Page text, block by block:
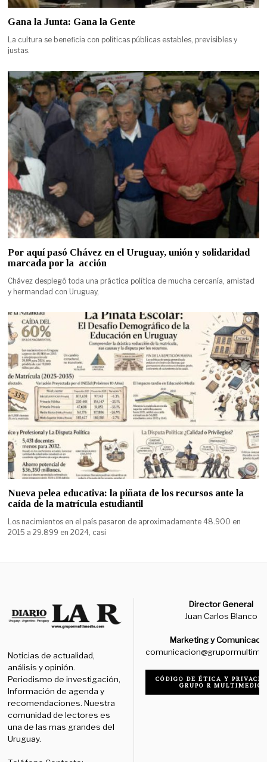
Gana la Junta: Gana la Gente
La cultura se beneficia con políticas públicas estables, previsibles y
justas.
Por aquí pasó Chávez en el Uruguay, unión y solidaridad
marcada por la acción
Chávez desplegó toda una práctica política de mucha cercanía, amistad
y hermandad con Uruguay,
Nueva pelea educativa: la piñata de los recursos ante la
caída de la matrícula estudiantil
Los nacimientos en el país pasaron de aproximadamente 48.900 en
2015 a 29.899 en 2024, casi
Noticias de actualidad,
análisis y opinión.
Periodismo de investigación,
Información de agenda y
recomendaciones. Nuestra
comunidad de lectores es
una de las mas grandes del
Uruguay.
Director General
Juan Carlos Blanco
Marketing y
CÓDIGO DE ÉTICA Y
GRUPO R MULTIMEDIO